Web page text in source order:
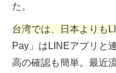
た。
台湾では、日本よりも
Pay」はLINEアプリと
高の確認も簡単。最近